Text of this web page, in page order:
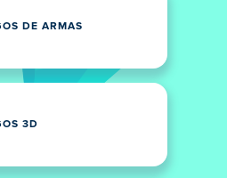
DE ARMAS
3D